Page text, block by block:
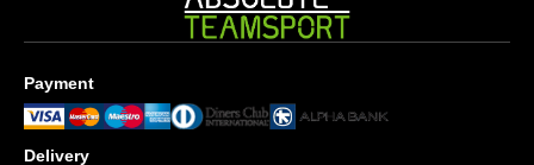
Payment
Delivery